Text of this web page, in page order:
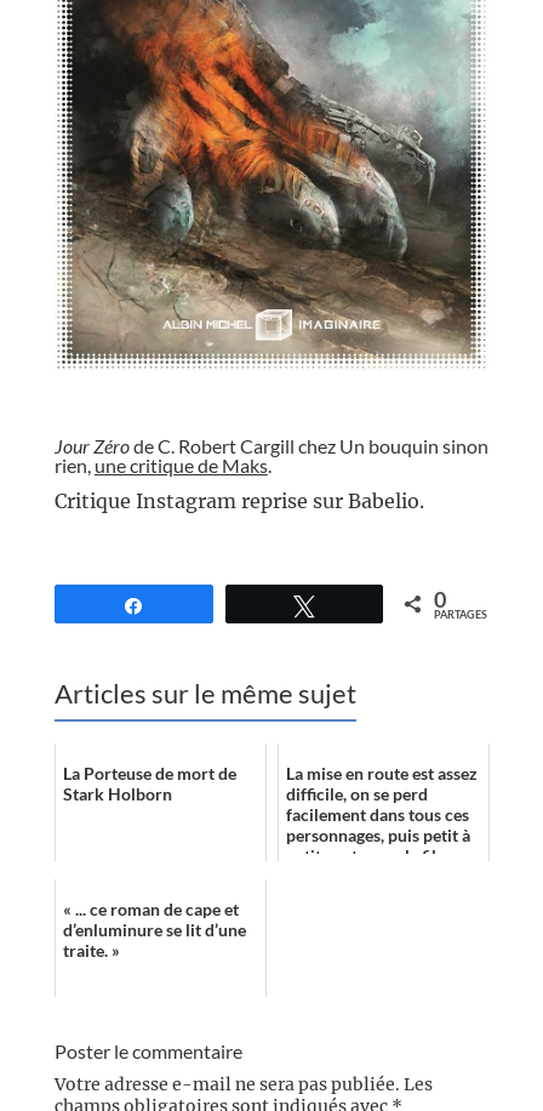
Jour Zérode C. Robert Cargill chez Un bouquin sinon
rien, une critique de Maks.
Critique Instagram reprise sur Babelio.
0
PARTAGES
Articles sur le même sujet
La Porteuse de mort de
Stark Holborn
La mise en route est assez
difficile, on se perd
facilement dans tous ces
personnages, puis petit à
petit, on trouve le fil
« ... ce roman de cape et
d’enluminure se lit d’une
traite. »
Poster le commentaire
Votre adresse e-mail ne sera pas publiée. Les
champs obligatoires sont indiqués avec *